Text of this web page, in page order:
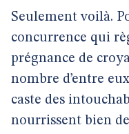
Seulement voilà.
concurrence qui
prégnance de
nombre d’entre
caste des
nourrissent bien